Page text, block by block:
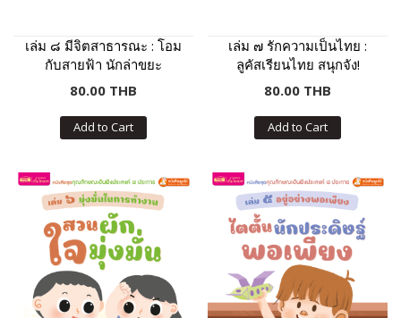
เล่ม ๘ มีจิตสาธารณะ : โอม
กับสายฟ้า นักล่าขยะ
80.00 THB
Add to Cart
เล่ม ๗ รักความเป็นไทย :
ลูคัสเรียนไทย สนุกจัง!
80.00 THB
Add to Cart